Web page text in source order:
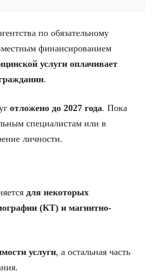
по обязательному
финансированием
услуги оплачивает
.
отложено до 2027 года. Пока
специалистам или в
личности.
для некоторых
(КТ) и магнитно-
услуги, а остальная часть